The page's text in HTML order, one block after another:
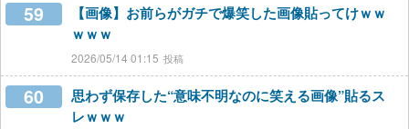
59
【画像】お前らがガチで爆笑した画像貼ってけｗｗ
ｗｗｗ
2026/05/14 01:15
60
思わず保存した“意味不明なのに笑える画像”貼るス
レｗｗｗ